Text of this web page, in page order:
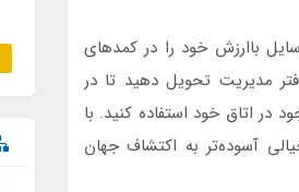
باارزش خود را در کمدهای
مدیریت تحویل دهید تا در
اتاق خود استفاده کنید. با
آسوده‌تر به اکتشاف جهان